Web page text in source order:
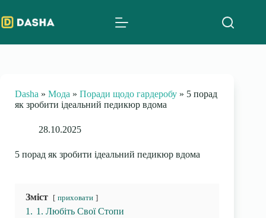
to
content
Dasha » Мода » Поради щодо гардеробу » 5 порад
як зробити ідеальний педикюр вдома
28.10.2025
5 порад як зробити ідеальний педикюр вдома
Зміст приховати
1. 1. Любіть Свої Стопи